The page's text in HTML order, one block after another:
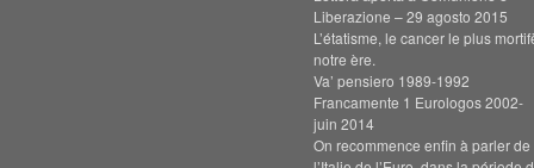
Liberazione – 29 agosto 2015
L’étatisme, le cancer le plus
notre ère.
Va’ pensiero 1989-1992
Francamente 1 Eurologos 2002-
juin 2014
On recommence enfin à parler de